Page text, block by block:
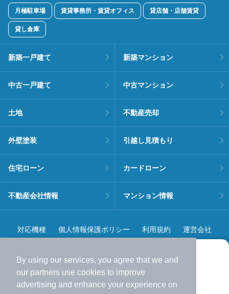
By using our services, you agree that we and
our partners use cookies to improve
advertising and enhance your experience on
より使いやすくなった
アプリで物件探ししませんか？
月極駐車場 賃貸事務所・賃貸オフィス 貸店舗・店舗賃貸
貸し倉庫
新築一戸建て 新築マンション
中古一戸建て 中古マンション
土地 不動産売却
外壁塗装 引越し見積もり
住宅ローン カードローン
不動産会社情報 マンション情報
対応機種 個人情報保護ポリシー 利用規約 運営会社